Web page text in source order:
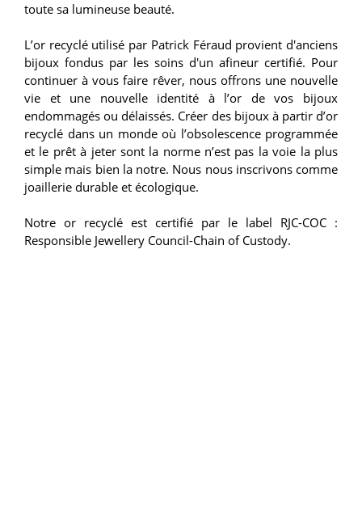
toute sa lumineuse beauté.
L’or recyclé utilisé par Patrick Féraud provient d'anciens
bijoux fondus par les soins d'un afineur certifié. Pour
continuer à vous faire rêver, nous offrons une nouvelle
vie et une nouvelle identité à l’or de vos bijoux
endommagés ou délaissés. Créer des bijoux à partir d’or
recyclé dans un monde où l’obsolescence programmée
et le prêt à jeter sont la norme n’est pas la voie la plus
simple mais bien la notre. Nous nous inscrivons comme
joaillerie durable et écologique.
Notre or recyclé est certifié par le label RJC-COC :
Responsible Jewellery Council-Chain of Custody.